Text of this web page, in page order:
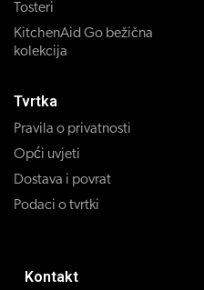
Tosteri
KitchenAid Go bežična
kolekcija
Tvrtka
Pravila o privatnosti
Opći uvjeti
Dostava i povrat
Podaci o tvrtki
Kontakt